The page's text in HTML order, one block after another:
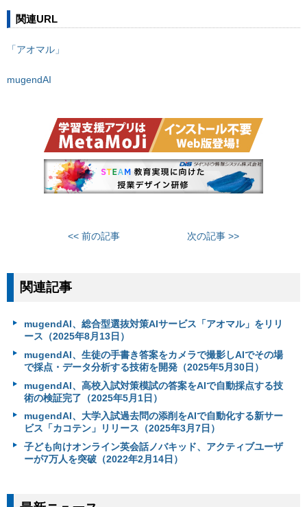
関連URL
「アオマル」
mugendAI
<< 前の記事 次の記事 >>
関連記事
mugendAI、総合型選抜対策AIサービス「アオマル」をリリ
ース（2025年8月13日）
mugendAI、生徒の手書き答案をカメラで撮影しAIでその場
で採点・データ分析する技術を開発（2025年5月30日）
mugendAI、高校入試対策模試の答案をAIで自動採点する技
術の検証完了（2025年5月1日）
mugendAI、大学入試過去問の添削をAIで自動化する新サー
ビス「カコテン」リリース（2025年3月7日）
子ども向けオンライン英会話ノバキッド、アクティブユーザ
ーが7万人を突破（2022年2月14日）